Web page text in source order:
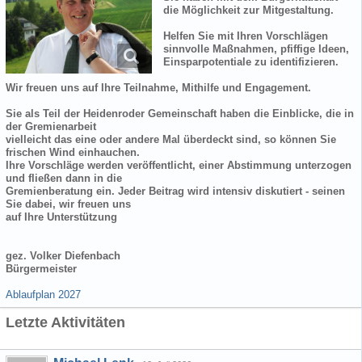
die Möglichkeit zur Mitgestaltung.
Helfen Sie mit Ihren Vorschlägen
sinnvolle Maßnahmen, pfiffige Ideen,
Einsparpotentiale zu identifizieren.
Wir freuen uns auf Ihre Teilnahme, Mithilfe und Engagement.
Sie als Teil der Heidenroder Gemeinschaft haben die Einblicke, die in
der Gremienarbeit
vielleicht das eine oder andere Mal überdeckt sind, so können Sie
frischen Wind einhauchen.
Ihre Vorschläge werden veröffentlicht, einer Abstimmung unterzogen
und fließen dann in die
Gremienberatung ein. Jeder Beitrag wird intensiv diskutiert - seinen
Sie dabei, wir freuen uns
auf Ihre Unterstützung
gez. Volker Diefenbach
Bürgermeister
Ablaufplan 2027
Letzte Aktivitäten